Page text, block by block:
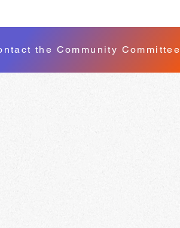
the Community Committee